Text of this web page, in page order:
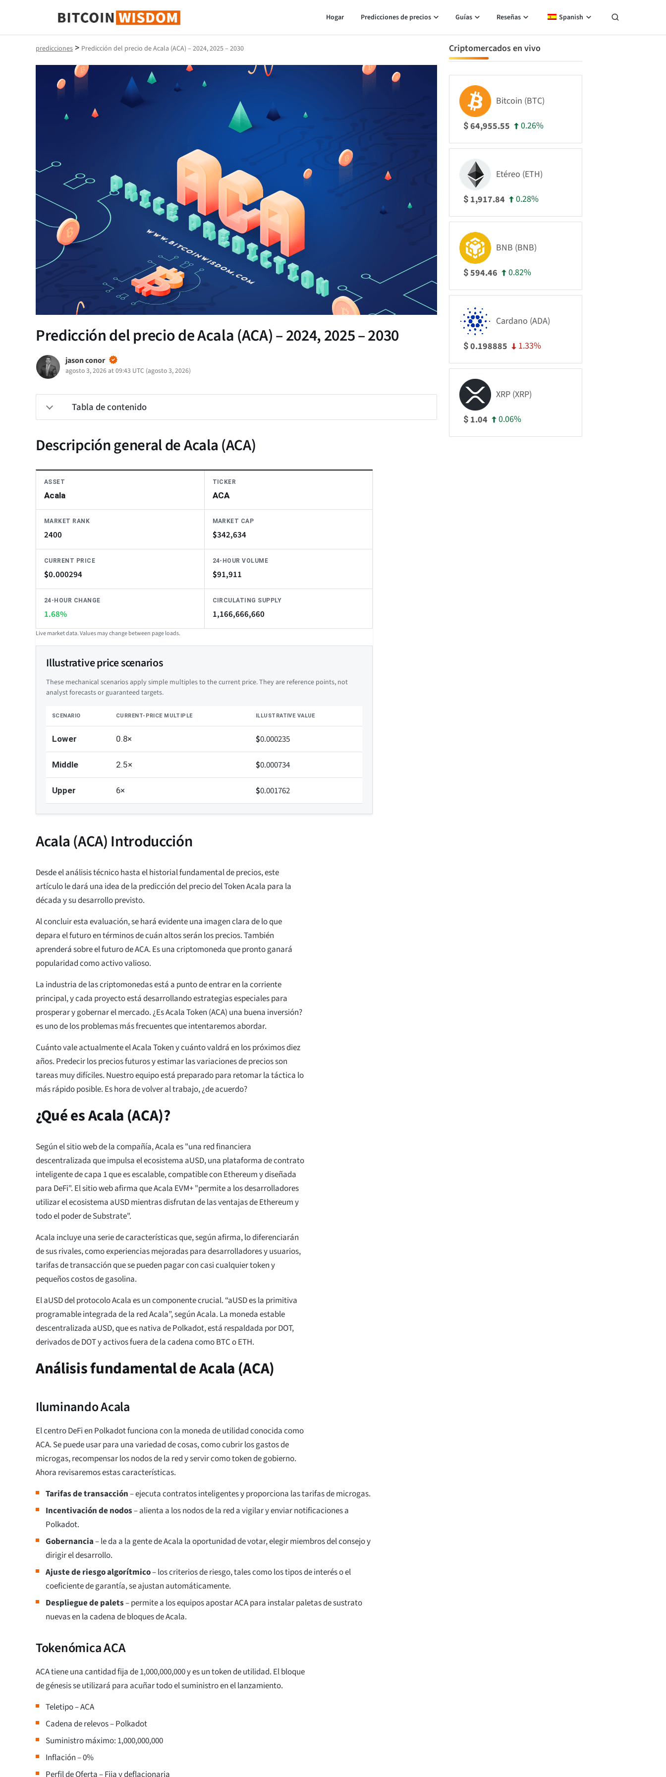
Sabiduría de Bitcoin
Hogar Predicciones de precios Guías Reseñas Spanish
predicciones > Predicción del precio de Acala (ACA) – 2024, 2025 – 2030
Predicción del precio de Acala (ACA) – 2024, 2025 – 2030
jason conor
agosto 3, 2026 at 09:43 UTC (agosto 3, 2026)
Tabla de contenido
Descripción general de Acala (ACA)
ASSET
Acala
TICKER
ACA
MARKET RANK
2400
MARKET CAP
$342,634
CURRENT PRICE
$0.000294
24-HOUR VOLUME
$91,911
24-HOUR CHANGE
1.68%
CIRCULATING SUPPLY
1,166,666,660
Live market data. Values may change between page loads.
Illustrative price scenarios
These mechanical scenarios apply simple multiples to the current price. They are reference points, not
analyst forecasts or guaranteed targets.
SCENARIO CURRENT-PRICE MULTIPLE ILLUSTRATIVE VALUE
Lower 0.8× $0.000235
Middle 2.5× $0.000734
Upper 6× $0.001762
Acala (ACA) Introducción
Desde el análisis técnico hasta el historial fundamental de precios, este
artículo le dará una idea de la predicción del precio del Token Acala para la
década y su desarrollo previsto.
Al concluir esta evaluación, se hará evidente una imagen clara de lo que
depara el futuro en términos de cuán altos serán los precios. También
aprenderá sobre el futuro de ACA. Es una criptomoneda que pronto ganará
popularidad como activo valioso.
La industria de las criptomonedas está a punto de entrar en la corriente
principal, y cada proyecto está desarrollando estrategias especiales para
prosperar y gobernar el mercado. ¿Es Acala Token (ACA) una buena inversión?
es uno de los problemas más frecuentes que intentaremos abordar.
Cuánto vale actualmente el Acala Token y cuánto valdrá en los próximos diez
años. Predecir los precios futuros y estimar las variaciones de precios son
tareas muy difíciles. Nuestro equipo está preparado para retomar la táctica lo
más rápido posible. Es hora de volver al trabajo, ¿de acuerdo?
¿Qué es Acala (ACA)?
Según el sitio web de la compañía, Acala es "una red financiera
descentralizada que impulsa el ecosistema aUSD, una plataforma de contrato
inteligente de capa 1 que es escalable, compatible con Ethereum y diseñada
para DeFi". El sitio web afirma que Acala EVM+ "permite a los desarrolladores
utilizar el ecosistema aUSD mientras disfrutan de las ventajas de Ethereum y
todo el poder de Substrate".
Acala incluye una serie de características que, según afirma, lo diferenciarán
de sus rivales, como experiencias mejoradas para desarrolladores y usuarios,
tarifas de transacción que se pueden pagar con casi cualquier token y
pequeños costos de gasolina.
El aUSD del protocolo Acala es un componente crucial. “aUSD es la primitiva
programable integrada de la red Acala”, según Acala. La moneda estable
descentralizada aUSD, que es nativa de Polkadot, está respaldada por DOT,
derivados de DOT y activos fuera de la cadena como BTC o ETH.
Análisis fundamental de Acala (ACA)
Iluminando Acala
El centro DeFi en Polkadot funciona con la moneda de utilidad conocida como
ACA. Se puede usar para una variedad de cosas, como cubrir los gastos de
microgas, recompensar los nodos de la red y servir como token de gobierno.
Ahora revisaremos estas características.
Tarifas de transacción– ejecuta contratos inteligentes y proporciona las tarifas de microgas.
Incentivación de nodos– alienta a los nodos de la red a vigilar y enviar notificaciones a
Polkadot.
Gobernancia– le da a la gente de Acala la oportunidad de votar, elegir miembros del consejo y
dirigir el desarrollo.
Ajuste de riesgo algorítmico– los criterios de riesgo, tales como los tipos de interés o el
coeficiente de garantía, se ajustan automáticamente.
Despliegue de palets– permite a los equipos apostar ACA para instalar paletas de sustrato
nuevas en la cadena de bloques de Acala.
Tokenómica ACA
ACA tiene una cantidad fija de 1,000,000,000 y es un token de utilidad. El bloque
de génesis se utilizará para acuñar todo el suministro en el lanzamiento.
Teletipo – ACA
Cadena de relevos – Polkadot
Suministro máximo: 1,000,000,000
Inflación – 0%
Perfil de Oferta – Fija y deflacionaria
Criptomercados en vivo
Bitcoin (BTC)
$64,955.55 0.26%
Etéreo (ETH)
$ 1,917.84 0.28%
BNB (BNB)
$594.46 0.82%
Cardano (ADA)
$0.198885 1.33%
XRP (XRP)
$ 1.04 0.06%